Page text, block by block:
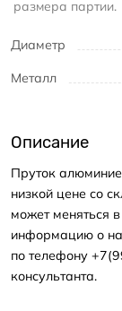
Диаметр
Металл
размера партии.
Описание
Пруток
низкой цене со
может меняться
информацию о
по телефону
консультанта.